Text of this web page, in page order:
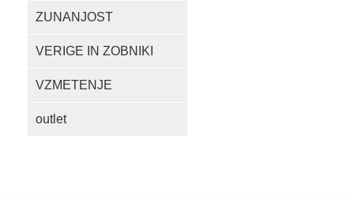
ZUNANJOST
VERIGE IN ZOBNIKI
VZMETENJE
outlet